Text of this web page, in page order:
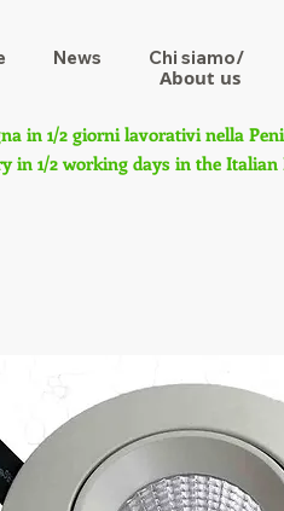
News Chi siamo/
About us
in 1/2 giorni lavorativi nella
in 1/2 working days in the